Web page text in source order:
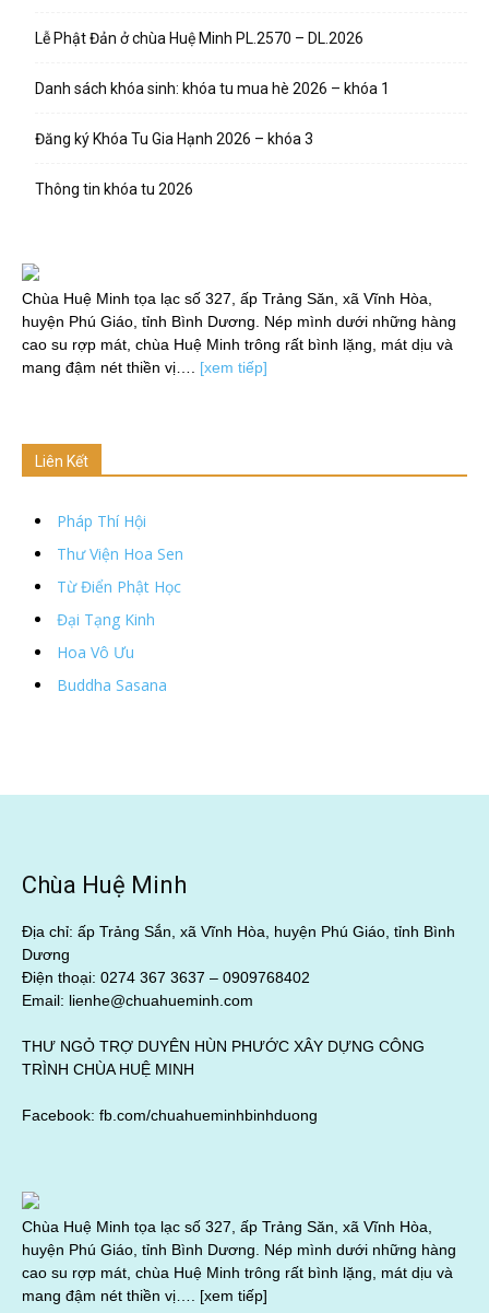
Lễ Phật Đản ở chùa Huệ Minh PL.2570 – DL.2026
Danh sách khóa sinh: khóa tu mua hè 2026 – khóa 1
Đăng ký Khóa Tu Gia Hạnh 2026 – khóa 3
Thông tin khóa tu 2026
Chùa Huệ Minh tọa lạc số 327, ấp Trảng Săn, xã Vĩnh Hòa,
huyện Phú Giáo, tỉnh Bình Dương. Nép mình dưới những hàng
cao su rợp mát, chùa Huệ Minh trông rất bình lặng, mát dịu và
mang đậm nét thiền vị…. [xem tiếp]
Liên Kết
Pháp Thí Hội
Thư Viện Hoa Sen
Từ Điển Phật Học
Đại Tạng Kinh
Hoa Vô Ưu
Buddha Sasana
Chùa Huệ Minh
Địa chỉ: ấp Trảng Sắn, xã Vĩnh Hòa, huyện Phú Giáo, tỉnh Bình
Dương
Điện thoại: 0274 367 3637 – 0909768402
Email: lienhe@chuahueminh.com
THƯ NGỎ TRỢ DUYÊN HÙN PHƯỚC XÂY DỰNG CÔNG
TRÌNH CHÙA HUỆ MINH
Facebook: fb.com/chuahueminhbinhduong
Chùa Huệ Minh tọa lạc số 327, ấp Trảng Săn, xã Vĩnh Hòa,
huyện Phú Giáo, tỉnh Bình Dương. Nép mình dưới những hàng
cao su rợp mát, chùa Huệ Minh trông rất bình lặng, mát dịu và
mang đậm nét thiền vị…. [xem tiếp]